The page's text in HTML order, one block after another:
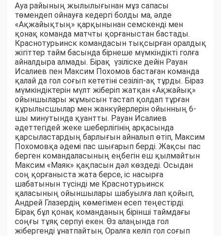
Ауа райының жылылығынан мұз сапасы
төмендеп ойнауға кедергі болды ма, әлде
«Ақжайықтың» қарқынынан семскенді мен
қонақ команда матчты қорғаныстан бастады.
Краснотурьинск командасын тықсырған оралдық
жігіттер тайм басында бірнеше мүмкіндікті голға
айналдыра алмады. Бірақ үзіліске дейін Рауан
Исалиев пен Максим Похомов бастаған команда
қалай да гол соғып кететіні сезіліп-ақ тұрды. Біраз
мүмкіндіктерін мүлт жіберіп жатқан «Ақжайық»
ойыншылары жұмысын тастап қолдап тұрған
құрылысшылар мен жанкүйерлерін ойынның 6-
шы минутында қуантты. Рауан Исалиев
әдеттегідей жеке шеберлігінің арқасында
қарсыластардың барлығын айналып өтіп, Максим
Похомовқа әдемі пас шығарып берді. Жақсы пас
берген командаласының еңбегін еш қылмайтын
Максим «Маяк» қақпасын дәл көздеді. Осыдан
соң қорғаныста жата берсе, іс насырға
шабатынын түсінді ме Краснотурьинск
қаласының ойыншылары шабуылға лап қойып,
Андрей Глазердің көмегімен есеп теңестірді.
Бірақ бұл қонақ команданың бірінші таймдағы
соңғы тұяқ серпуі екен. Өз алаңында гол
жібергенді ұнатпайтын, Оралға келіп гол соғып